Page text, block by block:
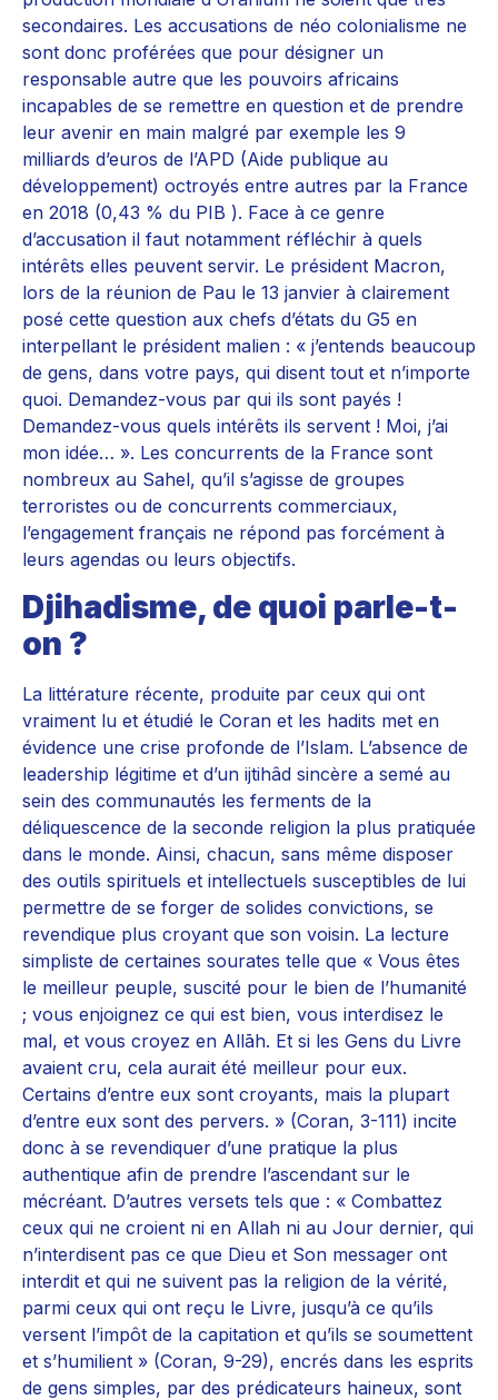
secondaires. Les accusations de néo colonialisme ne
sont donc proférées que pour désigner un
responsable autre que les pouvoirs africains
incapables de se remettre en question et de prendre
leur avenir en main malgré par exemple les 9
milliards d’euros de l’APD (Aide publique au
développement) octroyés entre autres par la France
en 2018 (0,43 % du PIB ). Face à ce genre
d’accusation il faut notamment réfléchir à quels
intérêts elles peuvent servir. Le président Macron,
lors de la réunion de Pau le 13 janvier à clairement
posé cette question aux chefs d’états du G5 en
interpellant le président malien : « j’entends beaucoup
de gens, dans votre pays, qui disent tout et n’importe
quoi. Demandez-vous par qui ils sont payés !
Demandez-vous quels intérêts ils servent ! Moi, j’ai
mon idée… ». Les concurrents de la France sont
nombreux au Sahel, qu’il s’agisse de groupes
terroristes ou de concurrents commerciaux,
l’engagement français ne répond pas forcément à
leurs agendas ou leurs objectifs.
Djihadisme, de quoi parle-t-
on ?
La littérature récente, produite par ceux qui ont
vraiment lu et étudié le Coran et les hadits met en
évidence une crise profonde de l’Islam. L’absence de
leadership légitime et d’un ijtihâd sincère a semé au
sein des communautés les ferments de la
déliquescence de la seconde religion la plus pratiquée
dans le monde. Ainsi, chacun, sans même disposer
des outils spirituels et intellectuels susceptibles de lui
permettre de se forger de solides convictions, se
revendique plus croyant que son voisin. La lecture
simpliste de certaines sourates telle que « Vous êtes
le meilleur peuple, suscité pour le bien de l’humanité
; vous enjoignez ce qui est bien, vous interdisez le
mal, et vous croyez en Allāh. Et si les Gens du Livre
avaient cru, cela aurait été meilleur pour eux.
Certains d’entre eux sont croyants, mais la plupart
d’entre eux sont des pervers. » (Coran, 3-111) incite
donc à se revendiquer d’une pratique la plus
authentique afin de prendre l’ascendant sur le
mécréant. D’autres versets tels que : « Combattez
ceux qui ne croient ni en Allah ni au Jour dernier, qui
n’interdisent pas ce que Dieu et Son messager ont
interdit et qui ne suivent pas la religion de la vérité,
parmi ceux qui ont reçu le Livre, jusqu’à ce qu’ils
versent l’impôt de la capitation et qu’ils se soumettent
et s’humilient » (Coran, 9-29), encrés dans les esprits
de gens simples, par des prédicateurs haineux, sont